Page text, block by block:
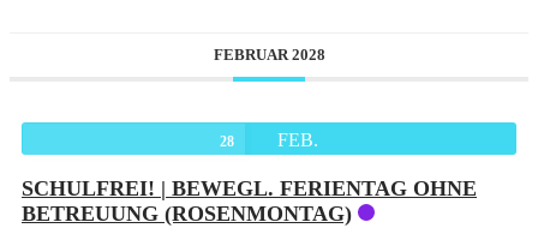
FEBRUAR 2028
28 FEB.
SCHULFREI! | BEWEGL. FERIENTAG OHNE
BETREUUNG (ROSENMONTAG)